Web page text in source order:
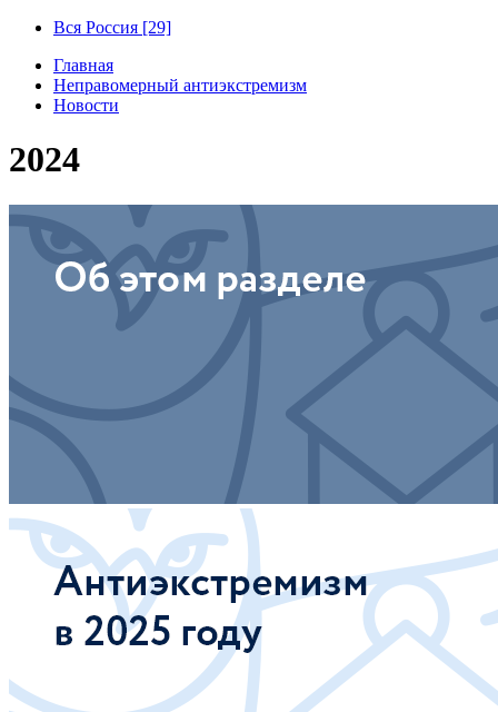
Вся Россия [29]
Главная
Неправомерный антиэкстремизм
Новости
2024